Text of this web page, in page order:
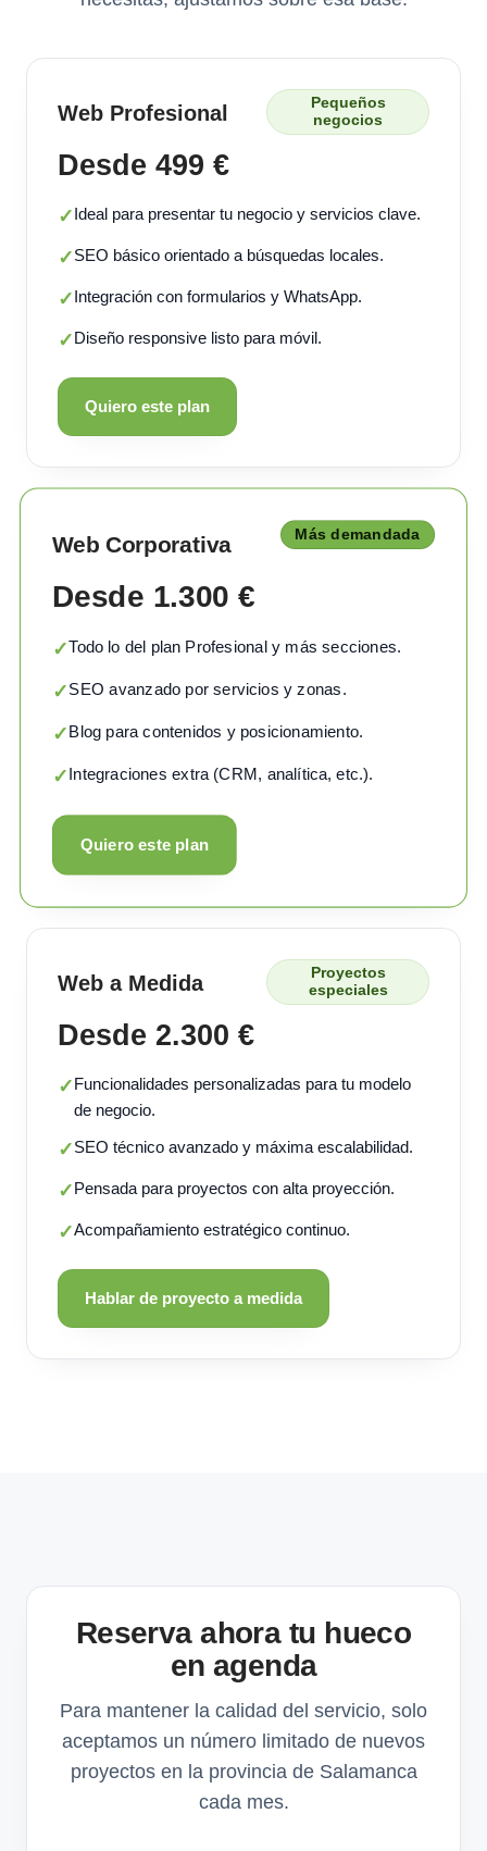
Web Profesional
Pequeños
negocios
Desde 499 €
✓Ideal para presentar tu negocio y servicios clave.
✓SEO básico orientado a búsquedas locales.
✓Integración con formularios y WhatsApp.
✓Diseño responsive listo para móvil.
Quiero este plan
Web Corporativa Más demandada
Desde 1.300 €
✓Todo lo del plan Profesional y más secciones.
✓SEO avanzado por servicios y zonas.
✓Blog para contenidos y posicionamiento.
✓Integraciones extra (CRM, analítica, etc.).
Quiero este plan
Web a Medida
Proyectos
especiales
Desde 2.300 €
✓Funcionalidades personalizadas para tu modelo
de negocio.
✓SEO técnico avanzado y máxima escalabilidad.
✓Pensada para proyectos con alta proyección.
✓Acompañamiento estratégico continuo.
Hablar de proyecto a medida
Reserva ahora tu hueco
en agenda
Para mantener la calidad del servicio, solo
aceptamos un número limitado de nuevos
proyectos en la provincia de Salamanca
cada mes.